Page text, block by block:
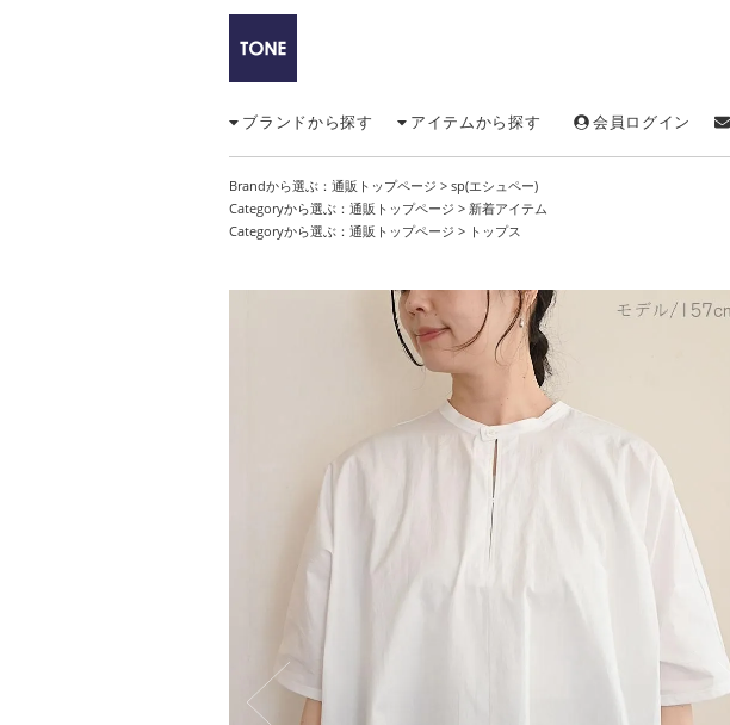
ブランドから探す アイテムから探す 会員ログイン
Brandから選ぶ： 通販トップページ > sp(エシュペー)
Categoryから選ぶ： 通販トップページ > 新着アイテム
Categoryから選ぶ： 通販トップページ > トップス